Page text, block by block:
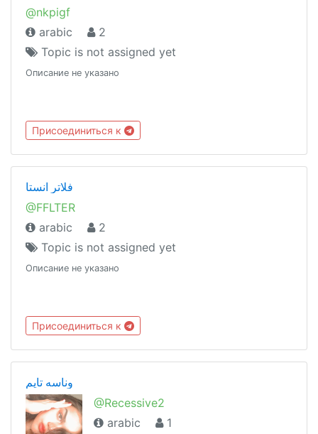
@nkpigf
arabic
2
Topic is not assigned yet
Описание не указано
Присоединиться к
فلاتر انستا
@FFLTER
arabic
2
Topic is not assigned yet
Описание не указано
Присоединиться к
وناسه تايم
@Recessive2
arabic
1